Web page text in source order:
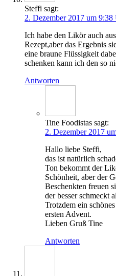
Steffi sagt:
2. Dezember 2017 um 9:38
Ich habe den Likör auch
Rezept,aber das Ergeb­nis
eine brau­ne Flüs­sig­keit
schen­ken kann ich den so
Antworten
Tine Foodistas sagt:
2. Dezember 2017
Hal­lo lie­be Steffi,
das ist natür­lich
Ton bekommt der
Schön­heit, aber der
Beschenk­ten freu­en
der bes­ser schmeckt
Trotz­dem ein
ers­ten Advent.
Lie­ben Gruß Tine
Antworten